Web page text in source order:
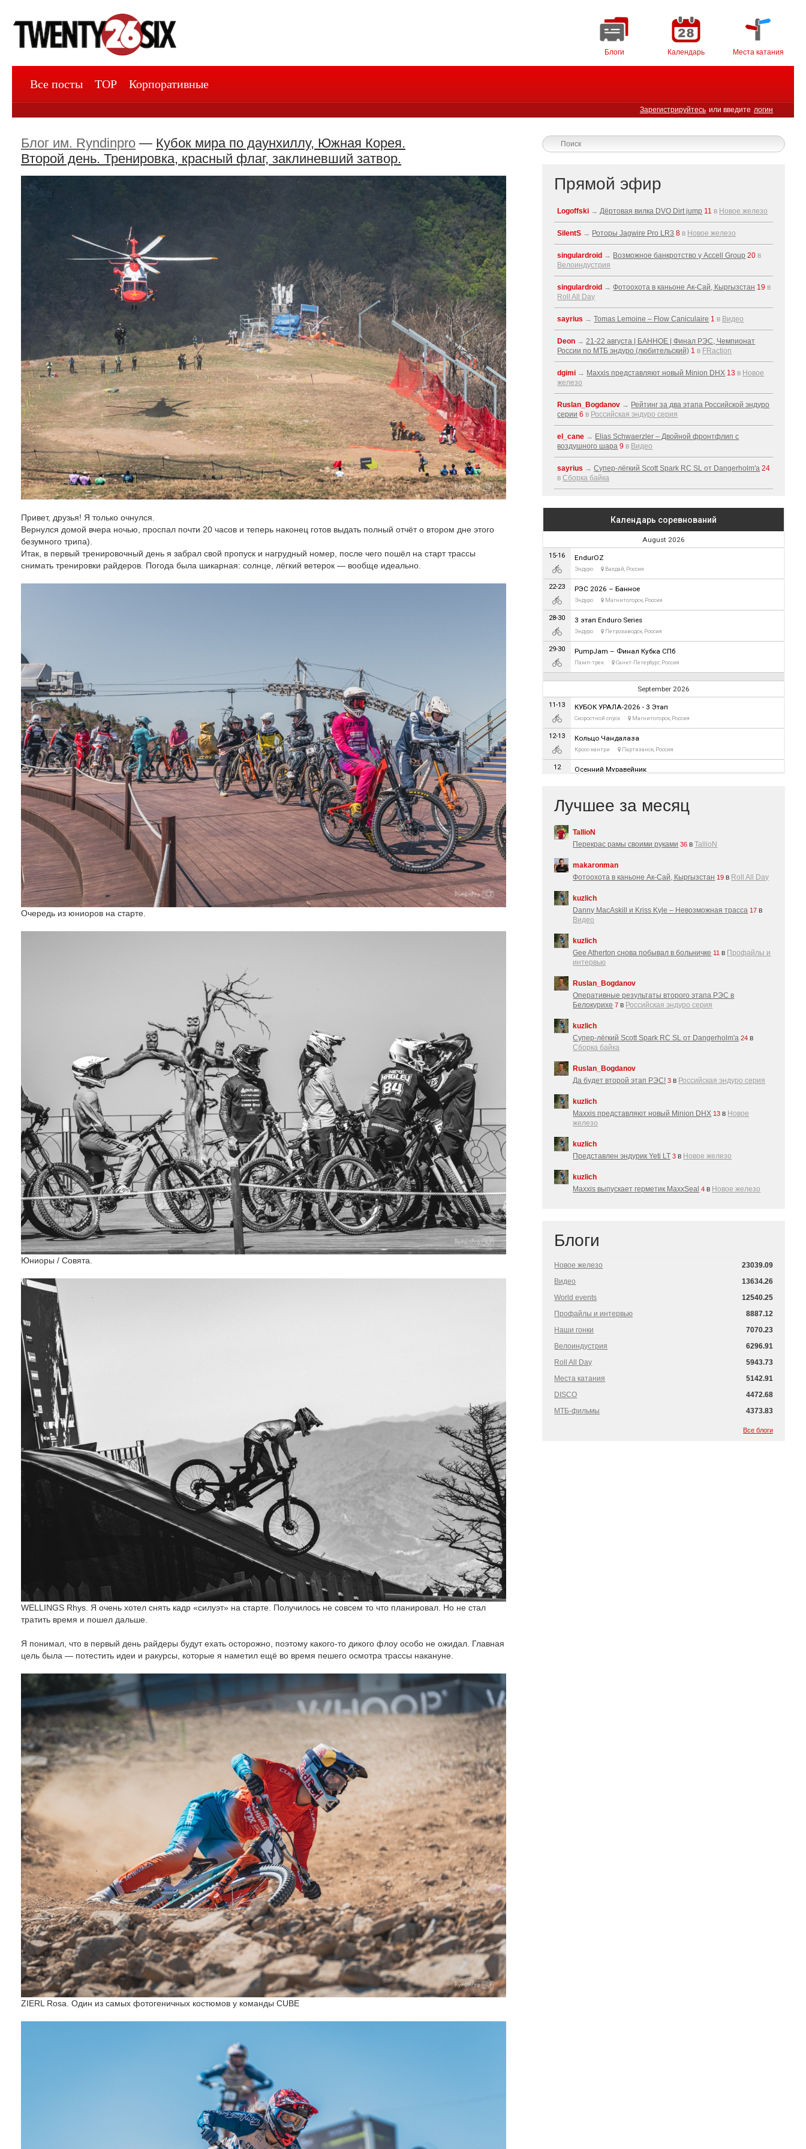
Блоги Календарь Места катания
Зарегистрируйтесь или введите логин
Все посты TOP Корпоративные
Блог им. Ryndinpro — Кубок мира по даунхиллу, Южная Корея.
Второй день. Тренировка, красный флаг, заклиневший затвор.
Привет, друзья! Я только очнулся.
Вернулся домой вчера ночью, проспал почти 20 часов и теперь наконец готов выдать полный отчёт о втором дне этого
безумного трипа).
Итак, в первый тренировочный день я забрал свой пропуск и нагрудный номер, после чего пошёл на старт трассы
снимать тренировки райдеров. Погода была шикарная: солнце, лёгкий ветерок — вообще идеально.
Очередь из юниоров на старте.
Юниоры / Совята.
WELLINGS Rhys. Я очень хотел снять кадр «силуэт» на старте. Получилось не совсем то что планировал. Но не стал
тратить время и пошел дальше.
Я понимал, что в первый день райдеры будут ехать осторожно, поэтому какого-то дикого флоу особо не ожидал. Главная
цель была — потестить идеи и ракурсы, которые я наметил ещё во время пешего осмотра трассы накануне.
ZIERL Rosa. Один из самых фотогеничных костюмов у команды CUBE
Прямой эфир
Logoffski →Дёртовая вилка DVO Dirt jump 11 в Новое железо
SilentS → Роторы Jagwire Pro LR3 8 в Новое железо
singulardroid → Возможное банкротство у Accell Group 20 в
Велоиндустрия
singulardroid →Фотоохота в каньоне Ак-Cай, Кыргызстан 19 в
Roll All Day
sayrius →Tomas Lemoine – Flow Caniculaire 1 в Видео
Deon →21-22 августа | БАННОЕ | Финал РЭС, Чемпионат
России по МТБ эндуро (любительский) 1 в FRaction
dgimi → Maxxis представляют новый Minion DHX 13 в Новое
железо
Ruslan_Bogdanov → Рейтинг за два этапа Российской эндуро
серии 6 в Российская эндуро серия
el_cane → Elias Schwaerzler – Двойной фронтфлип с
воздушного шара 9 в Видео
sayrius →Супер-лёгкий Scott Spark RC SL от Dangerholm'a 24
вСборка байка
Лучшее за месяц
TallioN
Перекрас рамы своими руками 36 вTallioN
makaronman
Фотоохота в каньоне Ак-Cай, Кыргызстан 19 в Roll All Day
kuzlich
Danny MacAskill и Kriss Kyle – Невозможная трасса 17 в
Видео
kuzlich
Gee Atherton снова побывал в больничке 11 в Профайлы и
интервью
Ruslan_Bogdanov
Оперативные результаты второго этапа РЭС в
Белокурихе 7 в Российская эндуро серия
kuzlich
Супер-лёгкий Scott Spark RC SL от Dangerholm'a 24 в
Сборка байка
Ruslan_Bogdanov
Да будет второй этап РЭС! 3 в Российская эндуро серия
kuzlich
Maxxis представляют новый Minion DHX 13 в Новое
железо
kuzlich
Представлен эндурик Yeti LT 3 в Новое железо
kuzlich
Maxxis выпускает герметик MaxxSeal 4 в Новое железо
Блоги
Новое железо
23039.09
Видео
13634.26
World events
12540.25
Профайлы и интервью
8887.12
Наши гонки
7070.23
Велоиндустрия
6296.91
Roll All Day
5943.73
Места катания
5142.91
DISCO
4472.68
МТБ-фильмы
4373.83
Все блоги